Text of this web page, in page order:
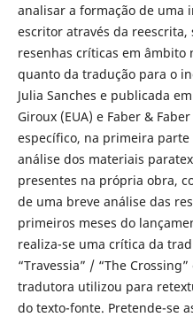
analisar a formação de uma
escritor através da
resenhas críticas em âmbito
quanto da tradução para o
Julia Sanches e publicada
Giroux (EUA) e Faber &
específico, na primeira
análise dos materiais
presentes na própria obra,
de uma breve análise das
primeiros meses do
realiza-se uma crítica da
“Travessia” / “The
tradutora utilizou para
do texto-fonte. Pretende-se